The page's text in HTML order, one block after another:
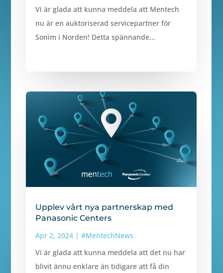
Vi är glada att kunna meddela att Mentech
nu är en auktoriserad servicepartner för
Sonim i Norden! Detta spännande...
Upplev vårt nya partnerskap med
Panasonic Centers
Apr 2, 2024 |#MentechNews
Vi är glada att kunna meddela att det nu har
blivit ännu enklare än tidigare att få din